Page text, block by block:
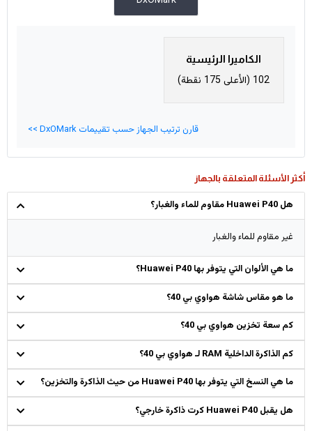
الكاميرا الرئيسية
102 (الأعلى 175 نقطة)
قارن ترتيب الجهاز حسب تقييمات DxOMark >>
أكثر الأسئلة المتعلقة بالجهاز
هل Huawei P40 مقاوم للماء والغبار؟
غير مقاوم للماء والغبار
ما هي الألوان التي يتوفر بها Huawei P40؟
ما هو مقاس شاشة هواوي بي 40؟
كم سعة تخزين هواوي بي 40؟
كم الذاكرة الداخلية RAM لـ هواوي بي 40؟
ما هي النسخ التي يتوفر بها Huawei P40 من حيث الذاكرة والتخزين؟
هل يقبل Huawei P40 كرت ذاكرة خارجي؟